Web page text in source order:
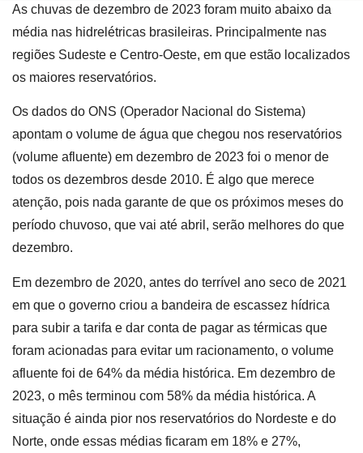
As chuvas de dezembro de 2023 foram muito abaixo da
média nas hidrelétricas brasileiras. Principalmente nas
regiões Sudeste e Centro-Oeste, em que estão localizados
os maiores reservatórios.
Os dados do ONS (Operador Nacional do Sistema)
apontam o volume de água que chegou nos reservatórios
(volume afluente) em dezembro de 2023 foi o menor de
todos os dezembros desde 2010. É algo que merece
atenção, pois nada garante de que os próximos meses do
período chuvoso, que vai até abril, serão melhores do que
dezembro.
Em dezembro de 2020, antes do terrível ano seco de 2021
em que o governo criou a bandeira de escassez hídrica
para subir a tarifa e dar conta de pagar as térmicas que
foram acionadas para evitar um racionamento, o volume
afluente foi de 64% da média histórica. Em dezembro de
2023, o mês terminou com 58% da média histórica. A
situação é ainda pior nos reservatórios do Nordeste e do
Norte, onde essas médias ficaram em 18% e 27%,